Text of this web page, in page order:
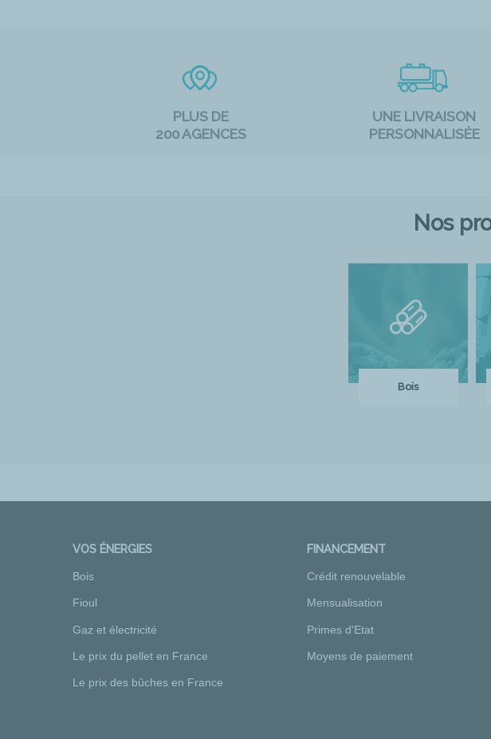
PLUS DE
200 AGENCES
UNE LIVRAISON
PERSONNALISÉE
Nos
Bois
VOS ÉNERGIES
Bois
Fioul
Gaz et électricité
Le prix du pellet en France
Le prix des bûches en France
FINANCEMENT
Crédit renouvelable
Mensualisation
Primes d'Etat
Moyens de paiement